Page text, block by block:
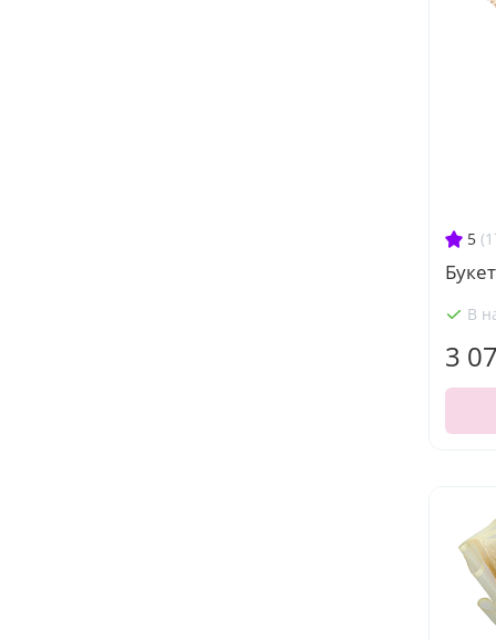
5
В
3